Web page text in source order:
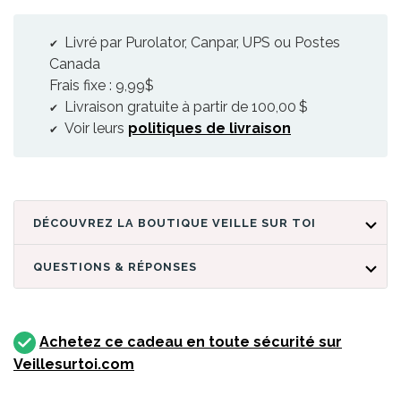
Livré par Purolator, Canpar, UPS ou Postes
Canada
Frais fixe : 9,99$
Livraison gratuite à partir de 100,00 $
Voir leurs politiques de livraison
DÉCOUVREZ LA BOUTIQUE VEILLE SUR TOI
QUESTIONS & RÉPONSES
Achetez ce cadeau en toute sécurité sur
Veillesurtoi.com